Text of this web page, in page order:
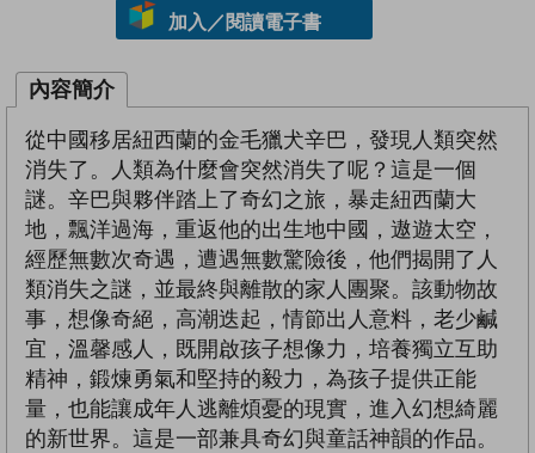
加入／閱讀電子書
內容簡介
從中國移居紐西蘭的金毛獵犬辛巴，發現人類突然
消失了。人類為什麼會突然消失了呢？這是一個
謎。辛巴與夥伴踏上了奇幻之旅，暴走紐西蘭大
地，飄洋過海，重返他的出生地中國，遨遊太空，
經歷無數次奇遇，遭遇無數驚險後，他們揭開了人
類消失之謎，並最終與離散的家人團聚。該動物故
事，想像奇絕，高潮迭起，情節出人意料，老少鹹
宜，溫馨感人，既開啟孩子想像力，培養獨立互助
精神，鍛煉勇氣和堅持的毅力，為孩子提供正能
量，也能讓成年人逃離煩憂的現實，進入幻想綺麗
的新世界。這是一部兼具奇幻與童話神韻的作品。